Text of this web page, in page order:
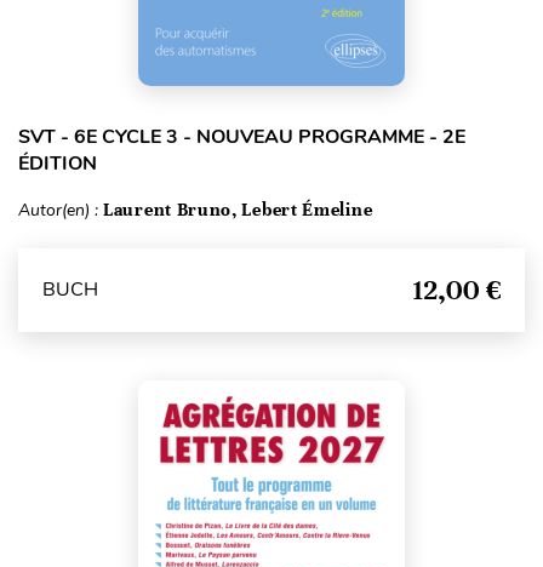
SVT - 6E CYCLE 3 - NOUVEAU PROGRAMME - 2E
ÉDITION
Autor(en) : Laurent Bruno, Lebert Émeline
BUCH 12,00 €